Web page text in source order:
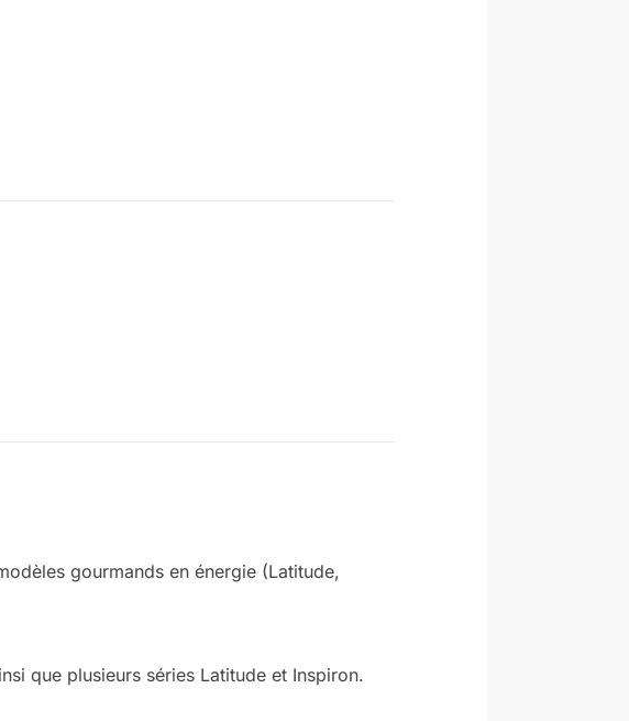
gourmands en énergie (Latitude,
que plusieurs séries Latitude et Inspiron.